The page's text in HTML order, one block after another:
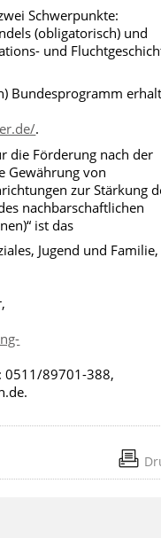
Schwerpunkte:
(obligatorisch) und
und
Bundesprogramm
.
die Förderung nach der
Gewährung von
zur Stärkung
nachbarschaftlichen
ist das
Jugend und Familie,
0511/89701-388,